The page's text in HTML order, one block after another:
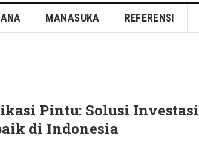
MANASUKA REFERENSI
Pintu: Solusi Investasi
di Indonesia